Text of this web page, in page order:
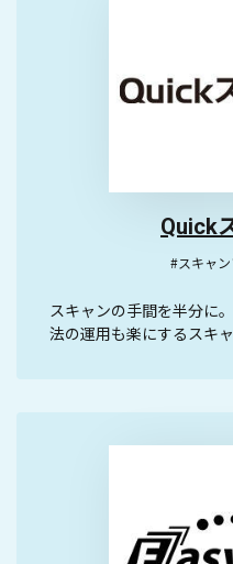
Quick
#スキャ
スキャンの手間を半分に
法の運用も楽にするスキ